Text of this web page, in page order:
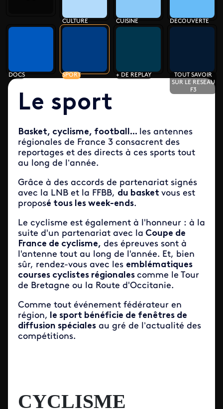
CULTURE CUISINE DECOUVERTE
DOCS SPORT + DE REPLAY
TOUT SAVOIR
SUR LE RESEAU
F3
Le sport
Basket, cyclisme, football... les antennes
régionales de France 3 consacrent des
reportages et des directs à ces sports tout
au long de l’année.
Grâce à des accords de partenariat signés
avec la LNB et la FFBB, du basket vous est
proposé tous les week-ends.
Le cyclisme est également à l'honneur : à la
suite d'un partenariat avec la Coupe de
France de cyclisme, des épreuves sont à
l'antenne tout au long de l'année. Et, bien
sûr, rendez-vous avec les emblématiques
courses cyclistes régionales comme le Tour
de Bretagne ou la Route d'Occitanie.
Comme tout événement fédérateur en
région, le sport bénéficie de fenêtres de
diffusion spéciales au gré de l’actualité des
compétitions.
CYCLISME